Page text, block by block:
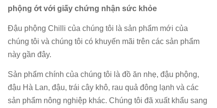
phộng ớt với giấy chứng nhận sức khỏe
Đậu phộng Chilli của chúng tôi là sản phẩm mới của
chúng tôi và chúng tôi có khuyến mãi trên các sản phẩm
này gần đây.
Sản phẩm chính của chúng tôi là đồ ăn nhẹ, đậu phộng,
đậu Hà Lan, đậu, trái cây khô, rau quả đông lạnh và các
sản phẩm nông nghiệp khác. Chúng tôi đã xuất khẩu sang